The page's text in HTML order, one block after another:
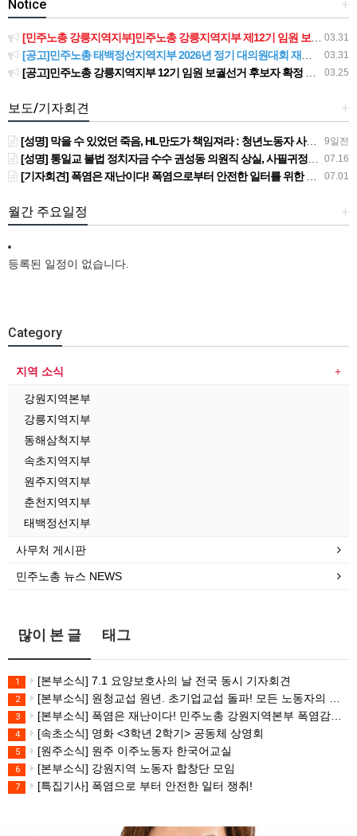
+
Notice
03.31
[민주노총 강릉지역지부]민주노총 강릉지역지부 제12기 임원 보궐선거결과 공고
03.31
[공고]민주노총 태백정선지역지부 2026년 정기 대의원대회 재소집 건
03.25
[공고]민주노총 강릉지역지부 12기 임원 보궐선거 후보자 확정 공고
+
보도/기자회견
9일전
[성명] 막을 수 있었던 죽음, HL만도가 책임져라 : 청년노동자 사망사고의 철저한 진상규명과 재발방지 대책 마련하라
07.16
[성명] 통일교 불법 정치자금 수수 권성동 의원직 상실, 사필귀정이다
07.01
[기자회견] 폭염은 재난이다! 폭염으로부터 안전한 일터를 위한 민주노총 강원지역본부 폭염감시단 선포 기자회견
+
월간 주요일정
등록된 일정이 없습니다.
Category
지역 소식
강원지역본부
강릉지역지부
동해삼척지부
속초지역지부
원주지역지부
춘천지역지부
태백정선지부
사무처 게시판
민주노총 뉴스 NEWS
많이 본 글 태그
1 [본부소식] 7.1 요양보호사의 날 전국 동시 기자회견
2 [본부소식] 원청교섭 원년. 초기업교섭 돌파! 모든 노동자의 노동기본권 쟁취! 민주노총 7.15 총파업대회
3 [본부소식] 폭염은 재난이다! 민주노총 강원지역본부 폭염감시단 선포 기자회견
4 [속초소식] 영화 <3학년 2학기> 공동체 상영회
5 [원주소식] 원주 이주노동자 한국어교실
6 [본부소식] 강원지역 노동자 합창단 모임
7 [특집기사] 폭염으로 부터 안전한 일터 쟁취!